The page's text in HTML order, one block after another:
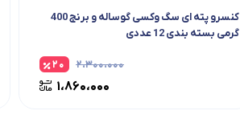
کنسرو پته ای سگ وکسی گوساله و برنج 400
گرمی بسته بندی 12 عددی
۲،۳۰۰،۰۰۰
۱،۸۶۰،۰۰۰
۲۰